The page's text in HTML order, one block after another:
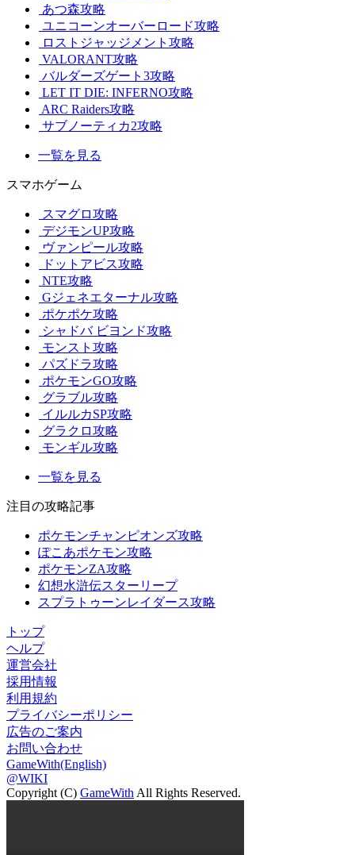
あつ森攻略
ユニコーンオーバーロード攻略
ロストジャッジメント攻略
VALORANT攻略
バルダーズゲート3攻略
LET IT DIE: INFERNO攻略
ARC Raiders攻略
サブノーティカ2攻略
一覧を見る
スマホゲーム
スマグロ攻略
デジモンUP攻略
ヴァンピール攻略
ドットアビス攻略
NTE攻略
Gジェネエターナル攻略
ポケポケ攻略
シャドバ ビヨンド攻略
モンスト攻略
パズドラ攻略
ポケモンGO攻略
グラブル攻略
イルルカSP攻略
グラクロ攻略
モンギル攻略
一覧を見る
注目の攻略記事
ポケモンチャンピオンズ攻略
ぽこあポケモン攻略
ポケモンZA攻略
幻想水滸伝スターリープ
スプラトゥーンレイダース攻略
トップ
ヘルプ
運営会社
採用情報
利用規約
プライバシーポリシー
広告のご案内
お問い合わせ
GameWith(English)
@WIKI
Copyright (C) GameWith All Rights Reserved.